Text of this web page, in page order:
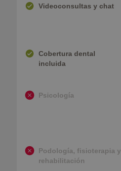
Videoconsultas y chat
Cobertura dental
incluida
Psicología
Podología, fisioterapia y
rehabilitación